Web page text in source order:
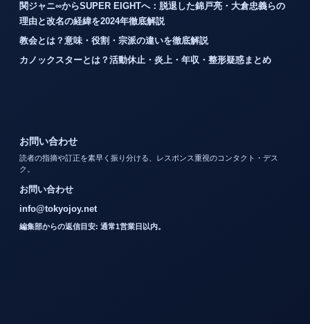
関ジャニ∞からSUPER EIGHTへ：脱退した錦戸亮・大倉忠義らの
理由と改名の経緯を2024年徹底解説
教会とは？意味・役割・宗派の違いを徹底解説
カノックスターとは？活動休止・炎上・年収・整形疑惑まとめ
お問い合わせ
読者の指摘や訂正を素早く振り分ける、レスポンス重視のコンタクト・デス
ク。
お問い合わせ
info@tokyojoy.net
編集部からの返信目安: 通常1営業日以内。